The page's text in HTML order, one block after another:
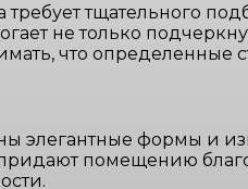
требует тщательного
не только
что определенные
элегантные формы и
помещению